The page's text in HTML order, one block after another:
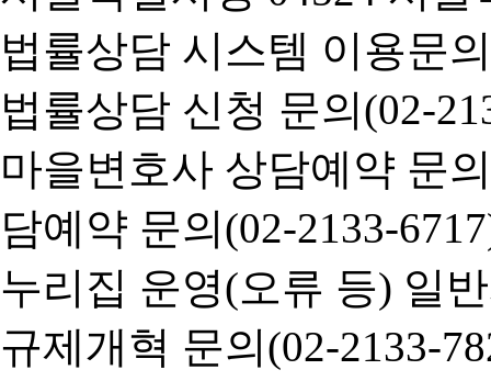
법률상담 시스템 이용문
법률상담 신청 문의(02-
마을변호사 상담예약 문
담예약 문의(02-2133-
누리집 운영(오류 등) 일
규제개혁 문의(02-2133-